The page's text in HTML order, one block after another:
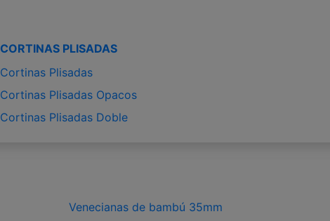
CORTINAS PLISADAS
Cortinas Plisadas
Cortinas Plisadas Opacos
Cortinas Plisadas Doble
Venecianas de bambú 35mm